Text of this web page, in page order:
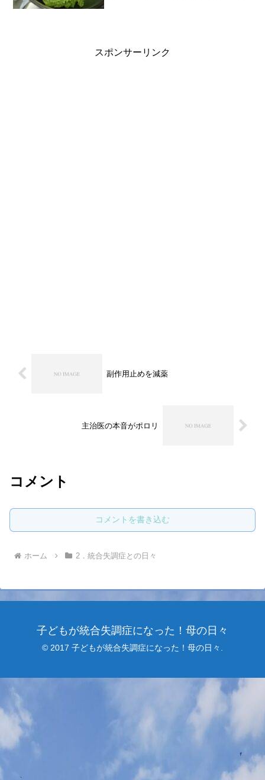
スポンサーリンク
副作用止めを減薬
主治医の本音がポロリ
コメント
コメントを書き込む
ホーム 2．統合失調症との日々
子どもが統合失調症になった！母の日々
© 2017 子どもが統合失調症になった！母の日々.